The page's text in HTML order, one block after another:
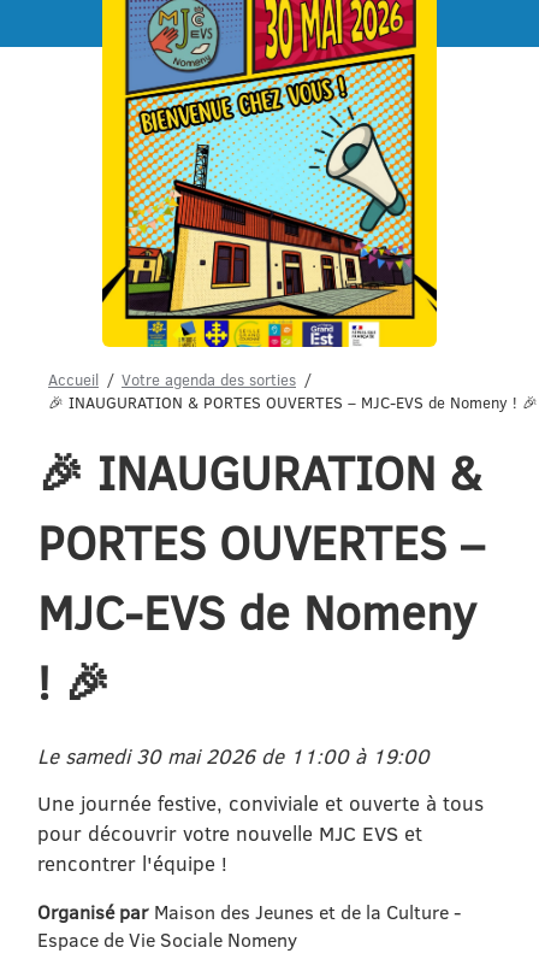
Menu
Accueil
Votre agenda des sorties
🎉 INAUGURATION & PORTES OUVERTES – MJC-EVS de Nomeny ! 🎉
🎉 INAUGURATION &
PORTES OUVERTES –
MJC-EVS de Nomeny
! 🎉
Le samedi 30 mai 2026 de 11:00 à 19:00
Une journée festive, conviviale et ouverte à tous
pour découvrir votre nouvelle MJC EVS et
rencontrer l'équipe !
Organisé par Maison des Jeunes et de la Culture -
Espace de Vie Sociale Nomeny